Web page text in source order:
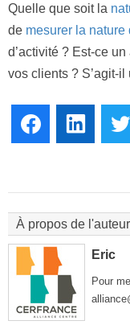
Quelle que soit la
de mesurer la nature
d’activité ? Est-ce
vos clients ? S’agit-
Facebook
À propos de l'auteur
Eric
Pour